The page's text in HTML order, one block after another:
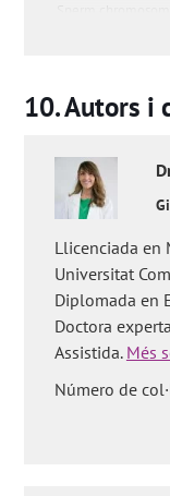
human embryo
testicular sperm
Sarrate et al. The
analysis on
reproduction
Aug 8. doi:
Preguntes dels
d'espermatozoides?'
després d'un FISH
d'avaluació del
Autors i
Llicenciada en
Universitat
Diplomada en
Doctora
Assistida. Més
Número de